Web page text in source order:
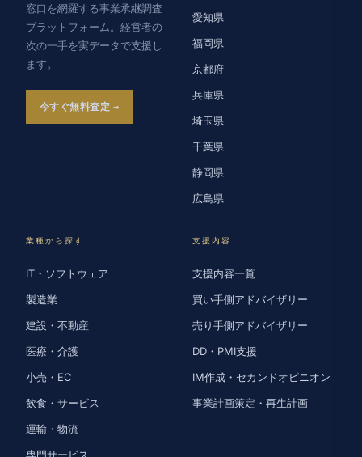
窓口を網羅する事業承継調査
プラットフォーム。経営者の
次の一手を実データで支援し
ます。
今すぐ無料査定
愛知県
福岡県
京都府
兵庫県
埼玉県
千葉県
静岡県
広島県
業種から探す
IT・ソフトウェア
製造業
建設・不動産
医療・介護
小売・EC
飲食・サービス
運輸・物流
専門サービス
支援内容
支援内容一覧
買い手側アドバイザリー
売り手側アドバイザリー
DD・PMI支援
IM作成・セカンドオピニオン
事業計画策定・再生計画